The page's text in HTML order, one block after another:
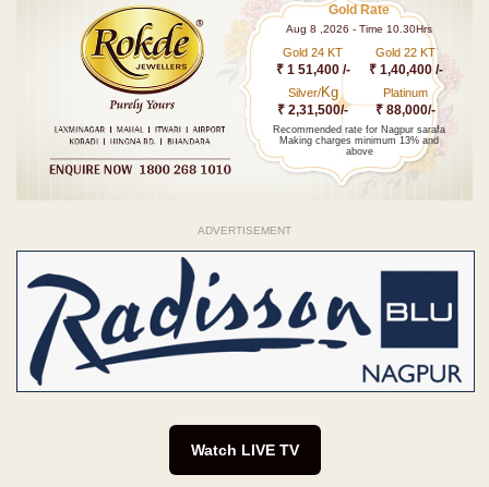
Gold Rate
Aug 8 ,2026 - Time 10.30Hrs
Gold 24 KT
₹ 1 51,400 /-
Gold 22 KT
₹ 1,40,400 /-
Silver/Kg
₹ 2,31,500/-
Platinum
₹ 88,000/-
Recommended rate for Nagpur sarafa
Making charges minimum 13% and
above
ADVERTISEMENT
Watch LIVE TV